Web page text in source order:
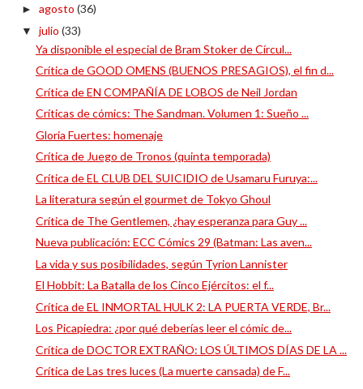
► agosto (36)
▼ julio (33)
Ya disponible el especial de Bram Stoker de Círcul...
Crítica de GOOD OMENS (BUENOS PRESAGIOS), el fin d...
Crítica de EN COMPAÑÍA DE LOBOS de Neil Jordan
Críticas de cómics: The Sandman. Volumen 1: Sueño ...
Gloria Fuertes: homenaje
Crítica de Juego de Tronos (quinta temporada)
Crítica de EL CLUB DEL SUICIDIO de Usamaru Furuya:...
La literatura según el gourmet de Tokyo Ghoul
Crítica de The Gentlemen, ¿hay esperanza para Guy ...
Nueva publicación: ECC Cómics 29 (Batman: Las aven...
La vida y sus posibilidades, según Tyrion Lannister
El Hobbit: La Batalla de los Cinco Ejércitos: el f...
Crítica de EL INMORTAL HULK 2: LA PUERTA VERDE, Br...
Los Picapiedra: ¿por qué deberías leer el cómic de...
Crítica de DOCTOR EXTRAÑO: LOS ÚLTIMOS DÍAS DE LA ...
Crítica de Las tres luces (La muerte cansada) de F...